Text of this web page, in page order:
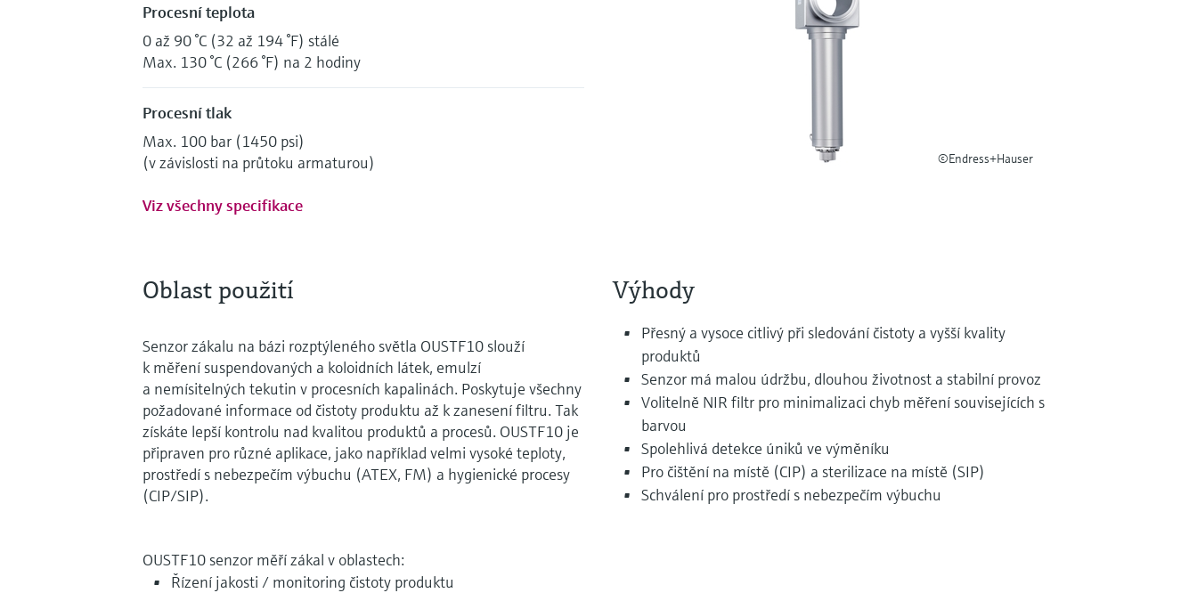
©Endress+Hauser
Procesní teplota
0 až 90 °C (32 až 194 °F) stálé
Max. 130 °C (266 °F) na 2 hodiny
Procesní tlak
Max. 100 bar (1450 psi)
(v závislosti na průtoku armaturou)
Viz všechny specifikace
Oblast použití
Senzor zákalu na bázi rozptýleného světla OUSTF10 slouží
k měření suspendovaných a koloidních látek, emulzí
a nemísitelných tekutin v procesních kapalinách. Poskytuje všechny
požadované informace od čistoty produktu až k zanesení filtru. Tak
získáte lepší kontrolu nad kvalitou produktů a procesů. OUSTF10 je
připraven pro různé aplikace, jako například velmi vysoké teploty,
prostředí s nebezpečím výbuchu (ATEX, FM) a hygienické procesy
(CIP/SIP).
OUSTF10 senzor měří zákal v oblastech:
Řízení jakosti / monitoring čistoty produktu
Výhody
Přesný a vysoce citlivý při sledování čistoty a vyšší kvality
produktů
Senzor má malou údržbu, dlouhou životnost a stabilní provoz
Volitelně NIR filtr pro minimalizaci chyb měření souvisejících s
barvou
Spolehlivá detekce úniků ve výměníku
Pro čištění na místě (CIP) a sterilizace na místě (SIP)
Schválení pro prostředí s nebezpečím výbuchu